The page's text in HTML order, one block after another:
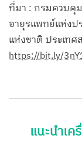
ที่มา : กรมควบคุ
อายุรแพทย์แห่งป
แห่งชาติ ประเทศ
https://bit.ly/
แนะนำเ